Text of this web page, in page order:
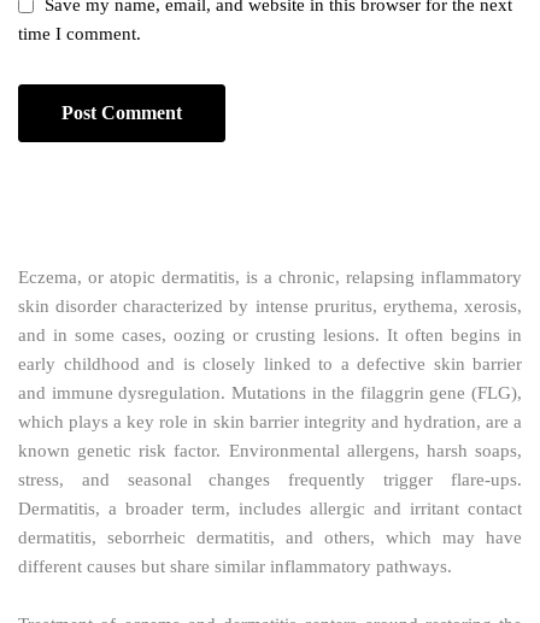
Save my name, email, and website in this browser for the next
time I comment.
Eczema, or atopic dermatitis, is a chronic, relapsing inflammatory
skin disorder characterized by intense pruritus, erythema, xerosis,
and in some cases, oozing or crusting lesions. It often begins in
early childhood and is closely linked to a defective skin barrier
and immune dysregulation. Mutations in the filaggrin gene (FLG),
which plays a key role in skin barrier integrity and hydration, are a
known genetic risk factor. Environmental allergens, harsh soaps,
stress, and seasonal changes frequently trigger flare-ups.
Dermatitis, a broader term, includes allergic and irritant contact
dermatitis, seborrheic dermatitis, and others, which may have
different causes but share similar inflammatory pathways.